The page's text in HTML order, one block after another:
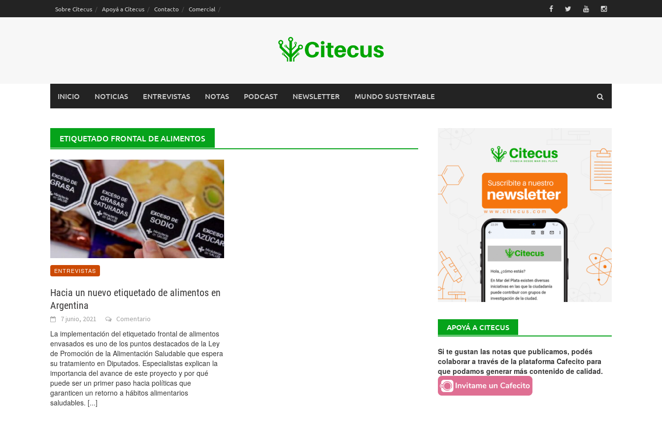
Sobre Citecus Apoyá a Citecus Contacto Comercial
INICIO NOTICIAS ENTREVISTAS NOTAS PODCAST NEWSLETTER MUNDO SUSTENTABLE
ETIQUETADO FRONTAL DE ALIMENTOS
ENTREVISTAS
Hacia un nuevo etiquetado de alimentos en
Argentina
7 junio, 2021 Comentario
La implementación del etiquetado frontal de alimentos
envasados es uno de los puntos destacados de la Ley
de Promoción de la Alimentación Saludable que espera
su tratamiento en Diputados. Especialistas explican la
importancia del avance de este proyecto y por qué
puede ser un primer paso hacia políticas que
garanticen un retorno a hábitos alimentarios
saludables. [...]
APOYÁ A CITECUS
Si te gustan las notas que publicamos, podés
colaborar a través de la plataforma Cafecito para
que podamos generar más contenido de calidad.